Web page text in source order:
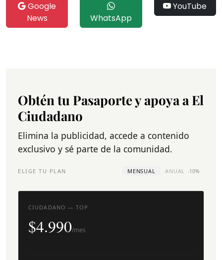
Google
News
WhatsApp
YouTube
Obtén tu Pasaporte y apoya a El
Ciudadano
Elimina la publicidad, accede a contenido
exclusivo y sé parte de la comunidad.
ELIGE TU PLAN MENSUAL ANUAL -10%
CIUDADANO — TOP
$4.990/mes